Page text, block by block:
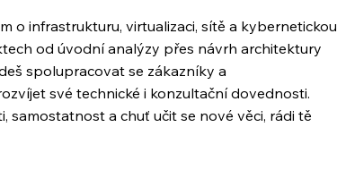
o infrastrukturu, virtualizaci, sítě a kybernetickou
od úvodní analýzy přes návrh architektury
spolupracovat se zákazníky a
své technické i konzultační dovednosti.
samostatnost a chuť učit se nové věci, rádi tě